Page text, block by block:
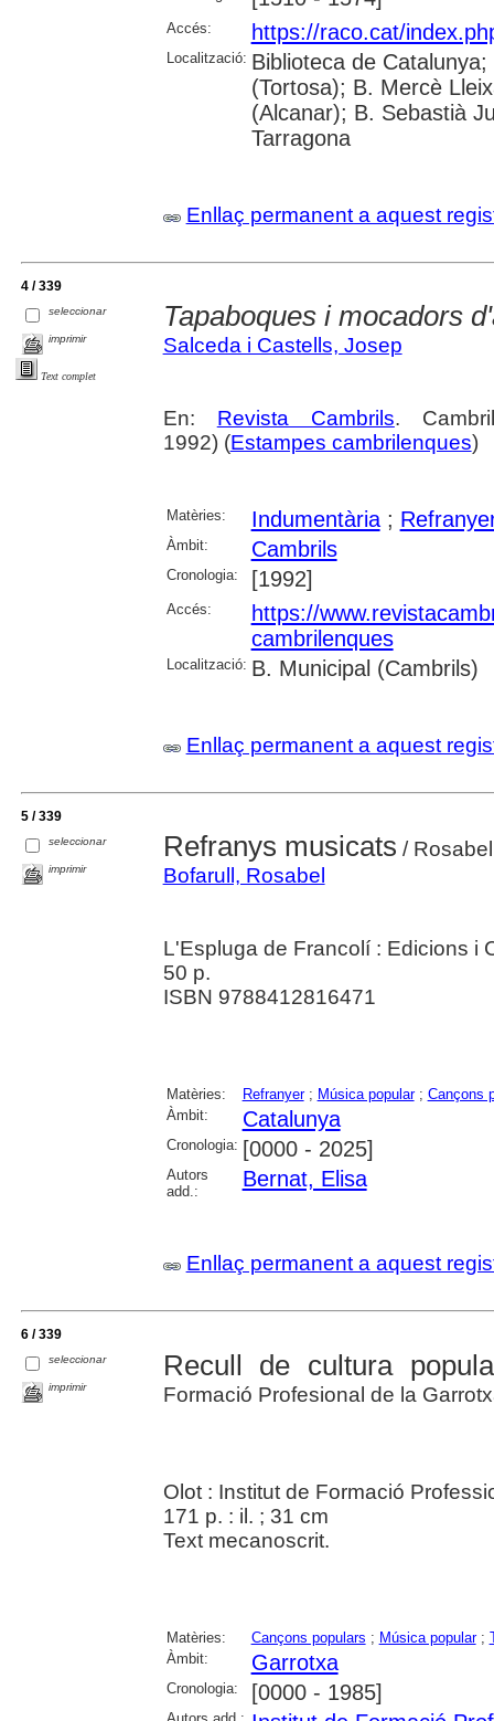
Accés: https://raco.cat/
Localització: Biblioteca de
(Tortosa); B. Mercè
(Alcanar); B. Sebastià
Tarragona
Enllaç permanent a aquest
4 / 339
seleccionar
imprimir
Text complet
Tapaboques i mocadors
Salceda i Castells, Josep
En: Revista Cambrils.
1992) (Estampes cambrilenques)
Matèries: Indumentària;
Àmbit: Cambrils
Cronologia: [1992]
Accés:
https://
cambrilenques
Localització: B. Municipal (Cambrils)
Enllaç permanent a aquest
5 / 339
seleccionar
imprimir
Refranys musicats /
Bofarull, Rosabel
L'Espluga de Francolí : Edicions i
50 p.
ISBN 9788412816471
Matèries: Refranyer; Música popular; Cançons
Àmbit:
Catalunya
Cronologia: [0000 - 2025]
Autors
add.:
Bernat, Elisa
Enllaç permanent a aquest
6 / 339
seleccionar
imprimir
Recull de cultura
Formació Profesional de la
Olot : Institut de Formació
171 p. : il. ; 31 cm
Text mecanoscrit.
Matèries: Cançons populars ; Música popular;
Àmbit:
Garrotxa
Cronologia: [0000 - 1985]